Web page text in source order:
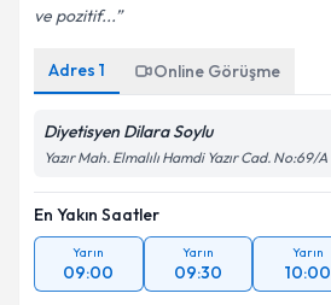
ve pozitif...
Adres 1 Online Görüşme
Diyetisyen Dilara Soylu
Yazır Mah. Elmalılı Hamdi Yazır Cad. No:69/A
En Yakın Saatler
Yarın
09:00
Yarın
09:30
Yarın
10:00